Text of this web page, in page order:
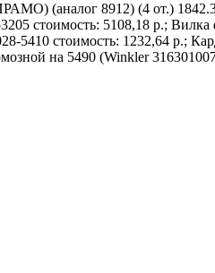
(аналог 8912) (4 от.)
стоимость: 5108,18 р.; Вилка
5410 стоимость: 1232,64 р.;
на 5490 (Winkler